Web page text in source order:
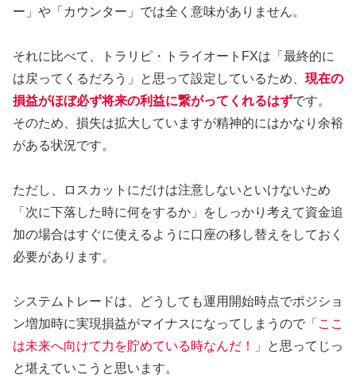
ー」や「カウンター」では全く意味がありません。
それに比べて、トラリピ・トライオートFXは「最終的に
は戻ってくるだろう」と思って設定しているため、 現在の
損益がほぼ必ず将来の利益に繋がってくれるはずです。
そのため、損失は拡大していますが精神的にはかなり余裕
がある状況です。
ただし、ロスカットにだけは注意しないといけないため
「次に下落した時に何をするか」をしっかり考えて資金追
加の場合はすぐに使えるように口座の移し替えをしておく
必要があります。
システムトレードは、どうしても運用開始時点でポジショ
ン増加時に実現損益がマイナスになってしまうので 「ここ
は未来へ向けて力を貯めている時なんだ！」
と思ってじっ
と堪えていこうと思います。